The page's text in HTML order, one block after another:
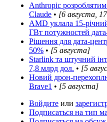
Anthropic
Claude • [6 августа,
AMD уклала 15-
ГВт потужностей
Рішення для дата-
50% • [5 августа]
Starlink та штучний
7,8 млрд дол. • [5
Новий дрон-
Brave1 • [5 августа]
Войдите или
Подписаться на тип